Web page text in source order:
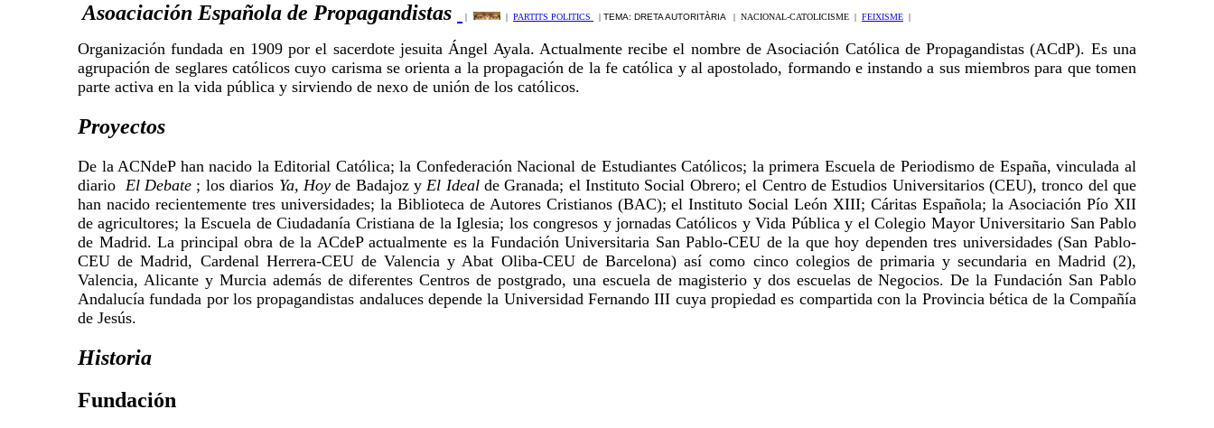
Asoaciación Española de Propagandistas | | PARTITS POLITICS | TEMA: DRETA AUTORITÀRIA | NACIONAL-CATOLICISME | FEIXISME |
Organización fundada en 1909 por el sacerdote jesuita Ángel Ayala. Actualmente recibe el nombre de Asociación Católica de Propagandistas (ACdP). Es una
agrupación de seglares católicos cuyo carisma se orienta a la propagación de la fe católica y al apostolado, formando e instando a sus miembros para que tomen
parte activa en la vida pública y sirviendo de nexo de unión de los católicos.
Proyectos
De la ACNdeP han nacido la Editorial Católica; la Confederación Nacional de Estudiantes Católicos; la primera Escuela de Periodismo de España, vinculada al
diario El Debate ; los diarios Ya, Hoyde Badajoz y El Idealde Granada; el Instituto Social Obrero; el Centro de Estudios Universitarios (CEU), tronco del que
han nacido recientemente tres universidades; la Biblioteca de Autores Cristianos (BAC); el Instituto Social León XIII; Cáritas Española; la Asociación Pío XII
de agricultores; la Escuela de Ciudadanía Cristiana de la Iglesia; los congresos y jornadas Católicos y Vida Pública y el Colegio Mayor Universitario San Pablo
de Madrid. La principal obra de la ACdeP actualmente es la Fundación Universitaria San Pablo-CEU de la que hoy dependen tres universidades (San Pablo-
CEU de Madrid, Cardenal Herrera-CEU de Valencia y Abat Oliba-CEU de Barcelona) así como cinco colegios de primaria y secundaria en Madrid (2),
Valencia, Alicante y Murcia además de diferentes Centros de postgrado, una escuela de magisterio y dos escuelas de Negocios. De la Fundación San Pablo
Andalucía fundada por los propagandistas andaluces depende la Universidad Fernando III cuya propiedad es compartida con la Provincia bética de la Compañía
de Jesús.
Historia
Fundación